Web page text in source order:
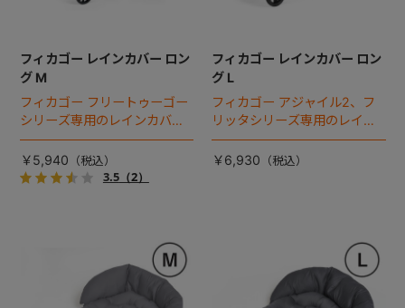
フィカゴー レインカバー ロン
グ M
フィカゴー フリートゥーゴー
シリーズ専用のレインカバ
ー。雨の日のお出かけも安
心。
￥5,940
3.5（2）
フィカゴー レインカバー ロン
グ L
フィカゴー アジャイル2、フ
リッタシリーズ専用のレイン
カバー。雨の日のお出かけも
安心。
￥6,930